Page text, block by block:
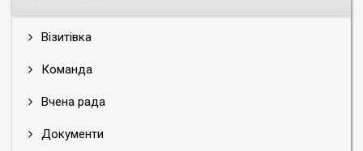
Візитівка
Команда
Вчена рада
Документи